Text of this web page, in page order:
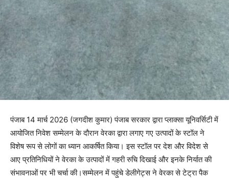
पंजाब 14 मार्च 2026 (जगदीश कुमार) पंजाब सरकार द्वारा प्लाक्सा यूनिवर्सिटी में
आयोजित निवेश सम्मेलन के दौरान वेरका द्वारा लगाए गए उत्पादों के स्टॉल ने
विशेष रूप से लोगों का ध्यान आकर्षित किया। इस स्टॉल पर देश और विदेश से
आए प्रतिनिधियों ने वेरका के उत्पादों में गहरी रुचि दिखाई और इनके निर्यात की
संभावनाओं पर भी चर्चा की।सम्मेलन में पहुंचे डेलीगेट्स ने वेरका से टेट्रा पैक